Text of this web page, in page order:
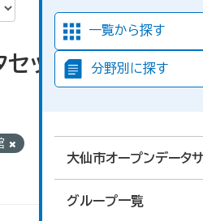
一覧から探す
分野別に探す
大仙市オープンデータ
グループ一覧
ットが見つか